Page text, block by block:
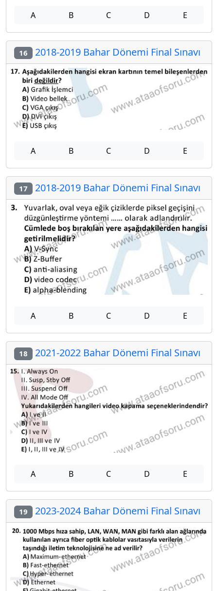
A B C D E
16 2018-2019 Bahar Dönemi Final Sınavı
A B C D E
17 2018-2019 Bahar Dönemi Final Sınavı
A B C D E
18 2021-2022 Bahar Dönemi Final Sınavı
A B C D E
19 2023-2024 Bahar Dönemi Final Sınavı